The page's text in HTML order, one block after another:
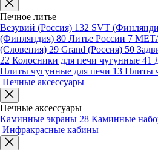
Печное литье
Везувий (Россия) 132 SVT
(Финляндия) 80 Литье России 7
(Словения) 29 Grand (Россия) 50
22 Колосники для печи чугунные 41
Плиты чугунные для печи 13 Плиты
Печные аксессуары
Печные аксессуары
Каминные экраны 28 Каминные
Инфракрасные кабины